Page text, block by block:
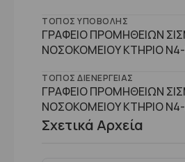
ΤΌΠΟΣ ΥΠΟΒΟΛΉΣ
ΓΡΑΦΕΙΟ ΠΡΟΜΗΘΕΙΩΝ
ΝΟΣΟΚΟΜΕΙΟΥ ΚΤΗΡΙΟ Ν4-
ΤΌΠΟΣ ΔΙΕΝΈΡΓΕΙΑΣ
ΓΡΑΦΕΙΟ ΠΡΟΜΗΘΕΙΩΝ
ΝΟΣΟΚΟΜΕΙΟΥ ΚΤΗΡΙΟ Ν4-
Σχετικά Αρχεία